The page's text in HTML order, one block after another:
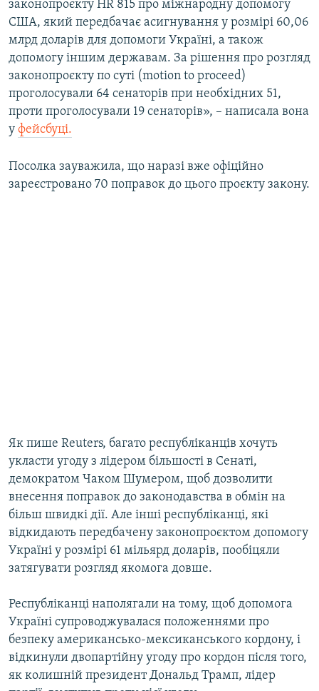
законопроєкту HR 815 про міжнародну допомогу
США, який передбачає асигнування у розмірі 60,06
млрд доларів для допомоги Україні, а також
допомогу іншим державам. За рішення про розгляд
законопроєкту по суті (motion to proceed)
проголосували 64 сенаторів при необхідних 51,
проти проголосували 19 сенаторів», – написала вона
у фейсбуці.
Посолка зауважила, що наразі вже офіційно
зареєстровано 70 поправок до цього проєкту закону.
Як пише Reuters, багато республіканців хочуть
укласти угоду з лідером більшості в Сенаті,
демократом Чаком Шумером, щоб дозволити
внесення поправок до законодавства в обмін на
більш швидкі дії. Але інші республіканці, які
відкидають передбачену законопроєктом допомогу
Україні у розмірі 61 мільярд доларів, пообіцяли
затягувати розгляд якомога довше.
Республіканці наполягали на тому, щоб допомога
Україні супроводжувалася положеннями про
безпеку американсько-мексиканського кордону, і
відкинули двопартійну угоду про кордон після того,
як колишній президент Дональд Трамп, лідер